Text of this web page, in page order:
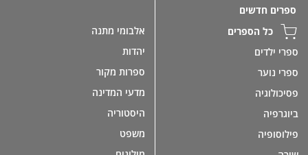
ספרים חדשים
כל הספרים
ספרי ילדים
ספרי נוער
פסיכולוגיה
ביוגרפיה
פילוסופיה
אלבומי מתנה
יהדות
ספרות מקור
מדעי המדינה
היסטוריה
משפט